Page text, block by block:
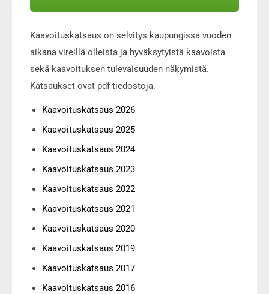
Kaavoituskatsaus on selvitys kaupungissa vuoden
aikana vireillä olleista ja hyväksytyistä kaavoista
sekä kaavoituksen tulevaisuuden näkymistä.
Katsaukset ovat pdf-tiedostoja.
Kaavoituskatsaus 2026
Kaavoituskatsaus 2025
Kaavoituskatsaus 2024
Kaavoituskatsaus 2023
Kaavoituskatsaus 2022
Kaavoituskatsaus 2021
Kaavoituskatsaus 2020
Kaavoituskatsaus 2019
Kaavoituskatsaus 2017
Kaavoituskatsaus 2016